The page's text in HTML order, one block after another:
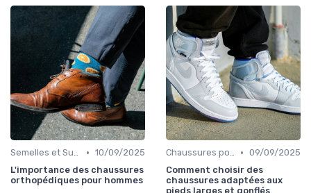
Semelles et Supports Orthopédiques • 10/09/2025
L'importance des chaussures
orthopédiques pour hommes
Chaussures pour Conditions Spécifiques • 09/09/2025
Comment choisir des
chaussures adaptées aux
pieds larges et gonflés